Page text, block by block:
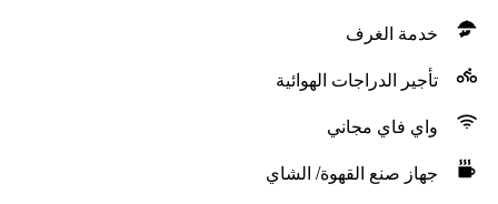
خدمة الغرف
تأجير الدراجات الهوائية
واي فاي مجاني
جهاز صنع القهوة/ الشاي